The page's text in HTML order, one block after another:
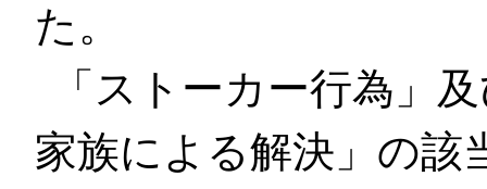
た。
「ストーカー行為」
家族による解決」の該